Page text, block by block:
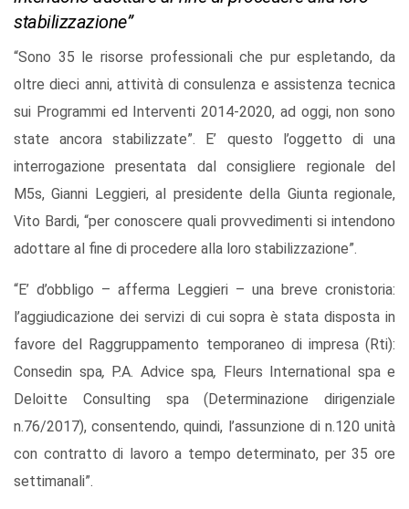
stabilizzazione”
“Sono 35 le risorse professionali che pur espletando, da
oltre dieci anni, attività di consulenza e assistenza tecnica
sui Programmi ed Interventi 2014-2020, ad oggi, non sono
state ancora stabilizzate”. E’ questo l’oggetto di una
interrogazione presentata dal consigliere regionale del
M5s, Gianni Leggieri, al presidente della Giunta regionale,
Vito Bardi, “per conoscere quali provvedimenti si intendono
adottare al fine di procedere alla loro stabilizzazione”.
“E’ d’obbligo – afferma Leggieri – una breve cronistoria:
l’aggiudicazione dei servizi di cui sopra è stata disposta in
favore del Raggruppamento temporaneo di impresa (Rti):
Consedin spa, P.A. Advice spa,
Fleurs International spa e
Deloitte Consulting spa
(Determinazione dirigenziale
n.76/2017), consentendo, quindi, l’assunzione di n.120 unità
con contratto di lavoro a tempo determinato, per 35 ore
settimanali”.